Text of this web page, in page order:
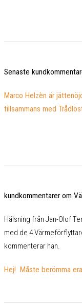
Senaste
Marco Helzèn är
tillsammans med
kundkommentarer om
Hälsning från Jan-Olof
med de 4
kommenterar han.
Hej! Måste berömma